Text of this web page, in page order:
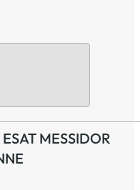
MESSIDOR